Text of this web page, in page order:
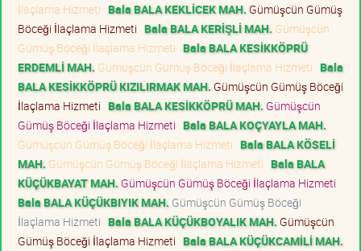
İlaçlama Hizmeti Bala BALA KEKLİCEK MAH. Gümüşcün Gümüş
Böceği İlaçlama Hizmeti Bala BALA KERİŞLİ MAH. Gümüşcün
Gümüş Böceği İlaçlama Hizmeti Bala BALA KESİKKÖPRÜ
ERDEMLİ MAH. Gümüşcün Gümüş Böceği İlaçlama Hizmeti Bala
BALA KESİKKÖPRÜ KIZILIRMAK MAH. Gümüşcün Gümüş Böceği
İlaçlama Hizmeti Bala BALA KESİKKÖPRÜ MAH. Gümüşcün
Gümüş Böceği İlaçlama Hizmeti Bala BALA KOÇYAYLA MAH.
Gümüşcün Gümüş Böceği İlaçlama Hizmeti Bala BALA KÖSELİ
MAH. Gümüşcün Gümüş Böceği İlaçlama Hizmeti Bala BALA
KÜÇÜKBAYAT MAH. Gümüşcün Gümüş Böceği İlaçlama Hizmeti
Bala BALA KÜÇÜKBIYIK MAH. Gümüşcün Gümüş Böceği
İlaçlama Hizmeti Bala BALA KÜÇÜKBOYALIK MAH. Gümüşcün
Gümüş Böceği İlaçlama Hizmeti Bala BALA KÜÇÜKCAMİLİ MAH.